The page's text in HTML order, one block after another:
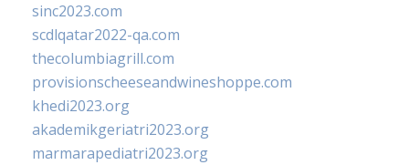
sinc2023.com
scdlqatar2022-qa.com
thecolumbiagrill.com
provisionscheeseandwineshoppe.com
khedi2023.org
akademikgeriatri2023.org
marmarapediatri2023.org